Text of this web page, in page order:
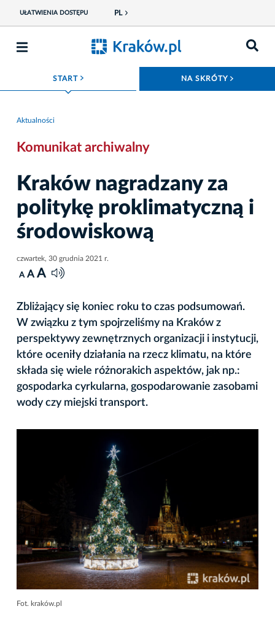
UŁATWIENIA DOSTĘPU PL
START ROZWIŃ MENU NA SKRÓTY
Aktualności
Komunikat archiwalny
Kraków nagradzany za
politykę proklimatyczną i
środowiskową
czwartek, 30 grudnia 2021 r.
A A A
Zbliżający się koniec roku to czas podsumowań.
W związku z tym spojrzeliśmy na Kraków z
perspektywy zewnętrznych organizacji i instytucji,
które oceniły działania na rzecz klimatu, na które
składa się wiele różnorakich aspektów, jak np.:
gospodarka cyrkularna, gospodarowanie zasobami
wody czy miejski transport.
Fot. kraków.pl